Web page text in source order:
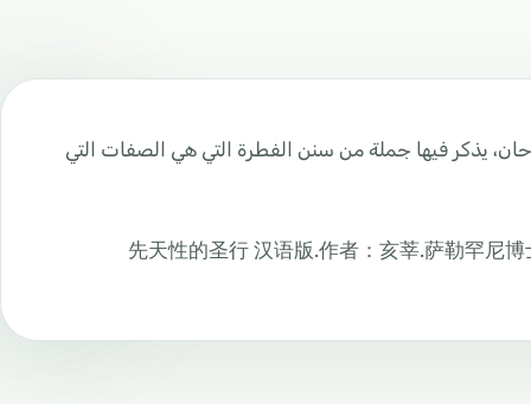
يذكر فيها جملة من سنن الفطرة التي هي الصفات التي
先天性的圣行 汉语版.作者：亥莘.萨勒罕尼